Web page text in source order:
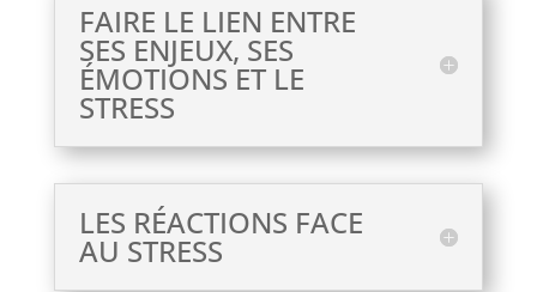
FAIRE LE LIEN ENTRE
SES ENJEUX, SES
ÉMOTIONS ET LE
STRESS
LES RÉACTIONS FACE
AU STRESS